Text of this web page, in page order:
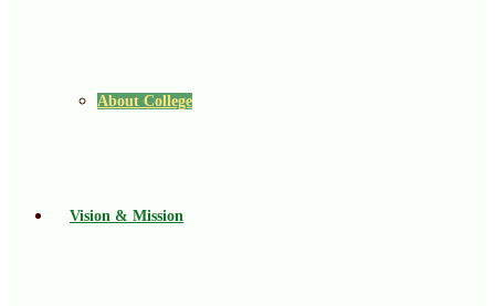
About College
Vision & Mission